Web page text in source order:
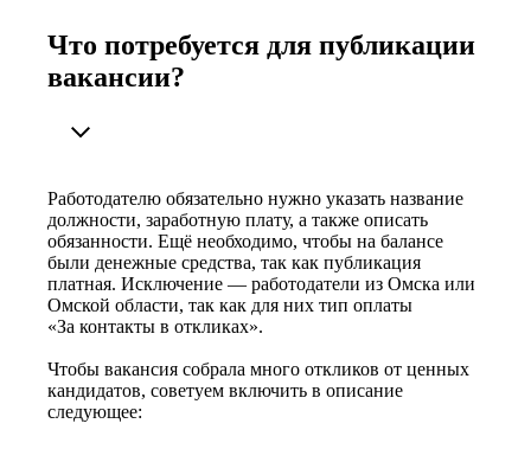
Что потребуется для публикации
вакансии?
Работодателю обязательно нужно указать название
должности, заработную плату, а также описать
обязанности. Ещё необходимо, чтобы на балансе
были денежные средства, так как публикация
платная. Исключение — работодатели из Омска или
Омской области, так как для них тип оплаты
«За контакты в откликах».
Чтобы вакансия собрала много откликов от ценных
кандидатов, советуем включить в описание
следующее: